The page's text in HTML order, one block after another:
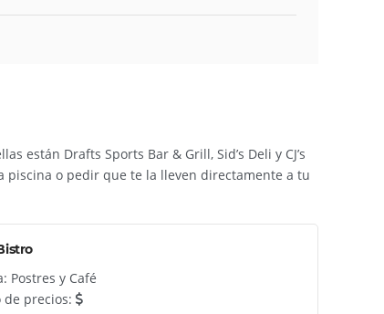
están Drafts Sports Bar & Grill, Sid’s Deli y CJ’s
piscina o pedir que te la lleven directamente a tu
Postres y Café
de precios: